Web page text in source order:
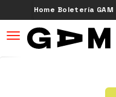
Home Boletería GAM
desplegar navegación